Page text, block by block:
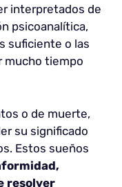
interpretados de
psicoanalítica,
suficiente o las
mucho tiempo
o de muerte,
su significado
Estos sueños
resolver